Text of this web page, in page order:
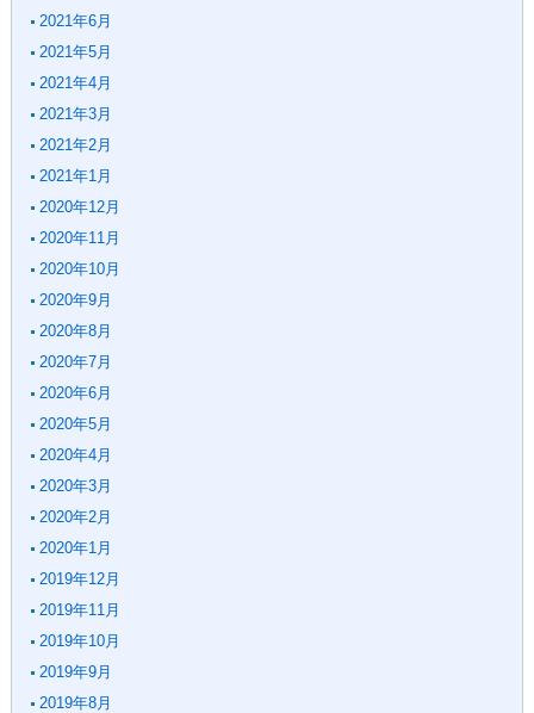
2021年6月
2021年5月
2021年4月
2021年3月
2021年2月
2021年1月
2020年12月
2020年11月
2020年10月
2020年9月
2020年8月
2020年7月
2020年6月
2020年5月
2020年4月
2020年3月
2020年2月
2020年1月
2019年12月
2019年11月
2019年10月
2019年9月
2019年8月